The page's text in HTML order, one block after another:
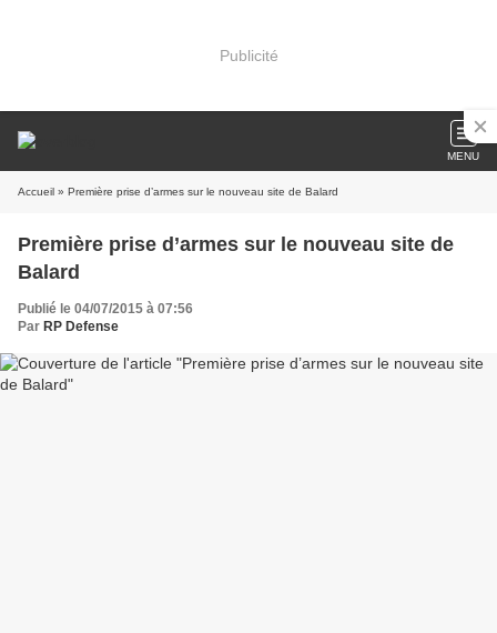
Publicité
MENU
Accueil » Première prise d’armes sur le nouveau site de Balard
Première prise d’armes sur le nouveau site de
Balard
Publié le 04/07/2015 à 07:56
Par RP Defense